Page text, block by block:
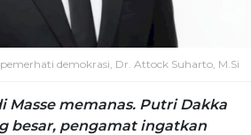
demokrasi, Dr. Attock Suharto, M.Si
Masse memanas. Putri Dakka
besar, pengamat ingatkan